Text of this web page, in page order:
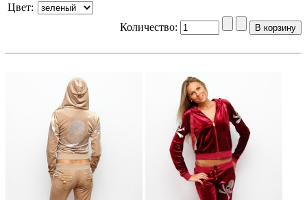
Цвет:
Количество: